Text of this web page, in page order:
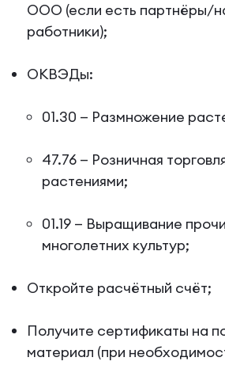
ООО (если есть партнёры/
работники);
ОКВЭДы:
01.30 — Размножение
47.76 — Розничная
растениями;
01.19 — Выращивание
многолетних культур;
Откройте расчётный счёт;
Получите сертификаты на
материал (при